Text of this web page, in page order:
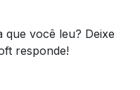
que você leu? Deixe
responde!